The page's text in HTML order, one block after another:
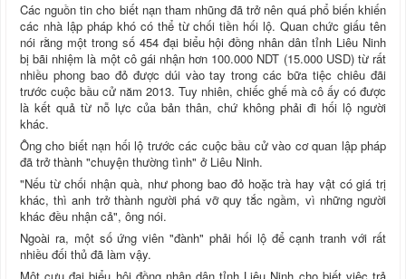
Các nguồn tin cho biết nạn tham nhũng đã trở nên quá phổ biến khiến
các nhà lập pháp khó có thể từ chối tiền hối lộ. Quan chức giấu tên
nói rằng một trong số 454 đại biểu hội đồng nhân dân tỉnh Liêu Ninh
bị bãi nhiệm là một cô gái nhận hơn 100.000 NDT (15.000 USD) từ rất
nhiều phong bao đỏ được dúi vào tay trong các bữa tiệc chiêu đãi
trước cuộc bầu cử năm 2013. Tuy nhiên, chiếc ghế mà cô ấy có được
là kết quả từ nỗ lực của bản thân, chứ không phải đi hối lộ người
khác.
Ông cho biết nạn hối lộ trước các cuộc bầu cử vào cơ quan lập pháp
đã trở thành "chuyện thường tình" ở Liêu Ninh.
"Nếu từ chối nhận quà, như phong bao đỏ hoặc trà hay vật có giá trị
khác, thì anh trở thành người phá vỡ quy tắc ngầm, vì những người
khác đều nhận cả", ông nói.
Ngoài ra, một số ứng viên "đành" phải hối lộ để cạnh tranh với rất
nhiều đối thủ đã làm vậy.